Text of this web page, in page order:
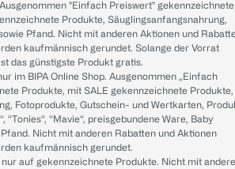
"Einfach Preiswert" gekennzeichnete
Produkte, Säuglingsanfangsnahrung,
Pfand. Nicht mit anderen Aktionen und
kaufmännisch gerundet. Solange der Vorrat
das günstigste Produkt gratis.
im BIPA Online Shop. Ausgenommen „Einfach
Produkte, mit SALE gekennzeichnete Produkte,
Fotoprodukte, Gutschein- und Wertkarten,
“Tonies“, “Mavie“, preisgebundene Ware, Baby
Nicht mit anderen Rabatten und Aktionen
kaufmännisch gerundet.
nur auf gekennzeichnete Produkte. Nicht mit